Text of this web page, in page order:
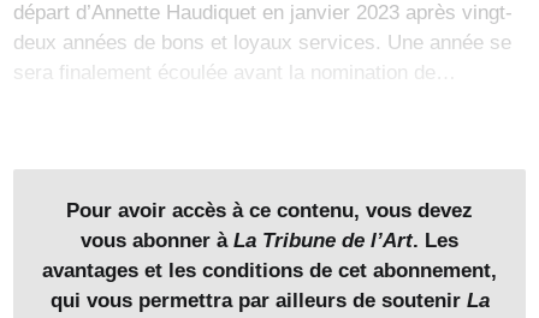
départ d’Annette Haudiquet en janvier 2023 après vingt-
deux années de bons et loyaux services. Une année se
sera finalement écoulée avant la nomination de…
Pour avoir accès à ce contenu, vous devez
vous abonner à La Tribune de l’Art. Les
avantages et les conditions de cet abonnement,
qui vous permettra par ailleurs de soutenir La